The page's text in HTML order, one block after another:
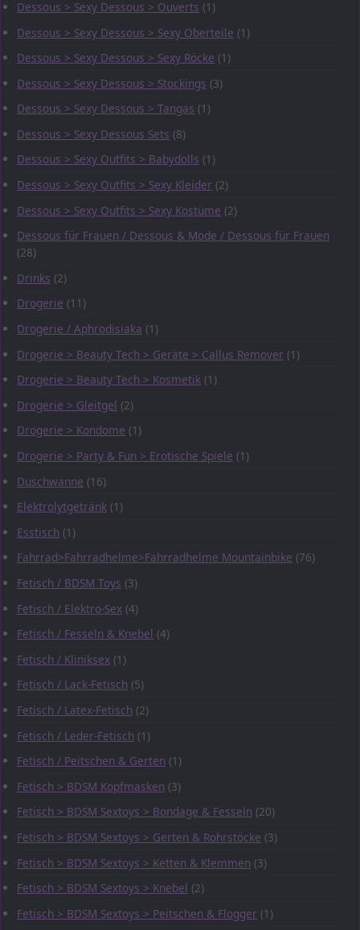
Dessous > Sexy Dessous > Ouverts (1)
Dessous > Sexy Dessous > Sexy Oberteile (1)
Dessous > Sexy Dessous > Sexy Röcke (1)
Dessous > Sexy Dessous > Stockings (3)
Dessous > Sexy Dessous > Tangas (1)
Dessous > Sexy Dessous Sets (8)
Dessous > Sexy Outfits > Babydolls (1)
Dessous > Sexy Outfits > Sexy Kleider (2)
Dessous > Sexy Outfits > Sexy Kostüme (2)
Dessous für Frauen / Dessous & Mode / Dessous für Frauen
(28)
Drinks (2)
Drogerie (11)
Drogerie / Aphrodisiaka (1)
Drogerie > Beauty Tech > Geräte > Callus Remover (1)
Drogerie > Beauty Tech > Kosmetik (1)
Drogerie > Gleitgel (2)
Drogerie > Kondome (1)
Drogerie > Party & Fun > Erotische Spiele (1)
Duschwanne (16)
Elektrolytgetränk (1)
Esstisch (1)
Fahrrad>Fahrradhelme>Fahrradhelme Mountainbike (76)
Fetisch / BDSM Toys (3)
Fetisch / Elektro-Sex (4)
Fetisch / Fesseln & Knebel (4)
Fetisch / Kliniksex (1)
Fetisch / Lack-Fetisch (5)
Fetisch / Latex-Fetisch (2)
Fetisch / Leder-Fetisch (1)
Fetisch / Peitschen & Gerten (1)
Fetisch > BDSM Kopfmasken (3)
Fetisch > BDSM Sextoys > Bondage & Fesseln (20)
Fetisch > BDSM Sextoys > Gerten & Rohrstöcke (3)
Fetisch > BDSM Sextoys > Ketten & Klemmen (3)
Fetisch > BDSM Sextoys > Knebel (2)
Fetisch > BDSM Sextoys > Peitschen & Flogger (1)